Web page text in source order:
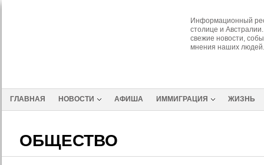
Информационный
столице и
свежие новости,
мнения наших людей.
ГЛАВНАЯ НОВОСТИ АФИША ИММИГРАЦИЯ ЖИЗНЬ
ОБЩЕСТВО